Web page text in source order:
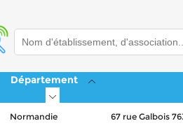
Département
Normandie 67 rue Galbois